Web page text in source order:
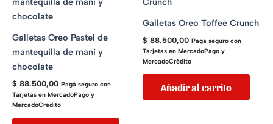
Galletas Oreo Pastel de
mantequilla de maní y
chocolate
$ 88.500,00 Pagá seguro con
Tarjetas en MercadoPago y
MercadoCrédito
Galletas Oreo Toffee Crunch
$ 88.500,00 Pagá seguro con
Tarjetas en MercadoPago y
MercadoCrédito
Añadir al carrito